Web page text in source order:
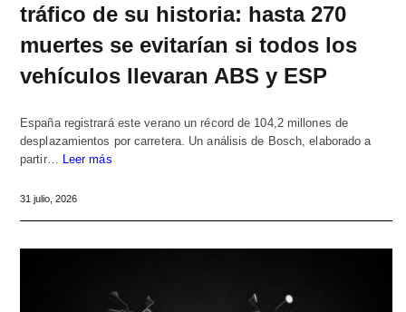
tráfico de su historia: hasta 270
muertes se evitarían si todos los
vehículos llevaran ABS y ESP
España registrará este verano un récord de 104,2 millones de
desplazamientos por carretera. Un análisis de Bosch, elaborado a
partir… Leer más
31 julio, 2026